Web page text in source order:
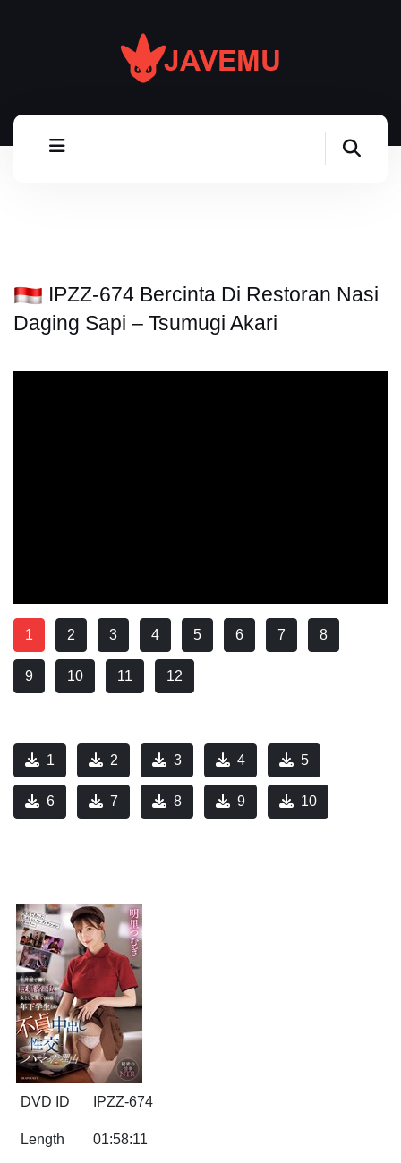
IPZZ-674 Bercinta Di Restoran Nasi
Daging Sapi – Tsumugi Akari
1 2 3 4 5 6 7 8
9 10 11 12
1 2 3 4 5
6 7 8 9 10
DVD ID IPZZ-674
Length 01:58:11